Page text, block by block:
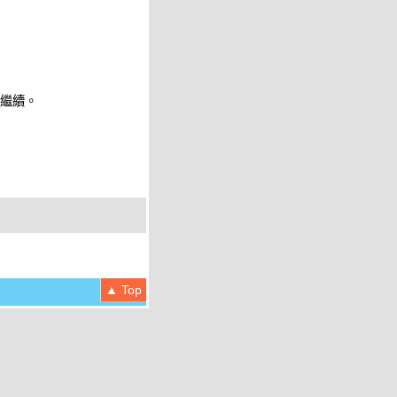
續。
▲ Top